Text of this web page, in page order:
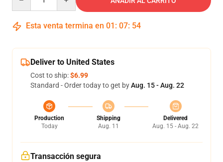
Esta venta termina en 01 : 07: 54
Deliver to United States
Cost to ship:$6.99
Standard - Order today to get byAug. 15 - Aug. 22
Production
Today
Shipping
Aug. 11
Delivered
Aug. 15 - Aug. 22
Transacción segura